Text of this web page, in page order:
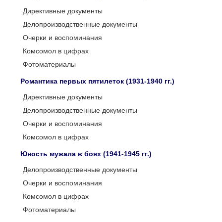
Директивные документы
Делопроизводственные документы
Очерки и воспоминания
Комсомол в цифрах
Фотоматериалы
Романтика первых пятилеток (1931-1940 гг.)
Директивные документы
Делопроизводственные документы
Очерки и воспоминания
Комсомол в цифрах
Юность мужала в боях (1941-1945 гг.)
Делопроизводственные документы
Очерки и воспоминания
Комсомол в цифрах
Фотоматериалы